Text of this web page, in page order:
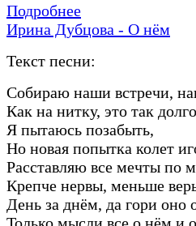
Подробнее
Ирина Дубцова - О нём
Текст песни:
Собираю наши встречи,
Как на нитку, это так
Я пытаюсь позабыть,
Но новая попытка колет
Расставляю все мечты по
Крепче нервы, меньше
День за днём, да гори оно
Только мысли все о нём и